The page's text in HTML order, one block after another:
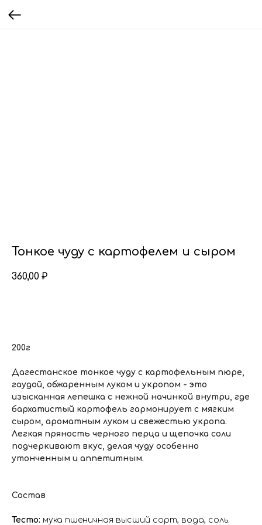
Тонкое чуду с картофелем и сыром
360,00 ₽
200г
Дагестанское тонкое чуду с картофельным пюре,
гаудой, обжаренным луком и укропом - это
изысканная лепешка с нежной начинкой внутри, где
бархатистый картофель гармонирует с мягким
сыром, ароматным луком и свежестью укропа.
Легкая пряность черного перца и щепочка соли
подчеркивают вкус, делая чуду особенно
утонченным и аппетитным.
Состав
Тесто: мука пшеничная высший сорт, вода, соль.